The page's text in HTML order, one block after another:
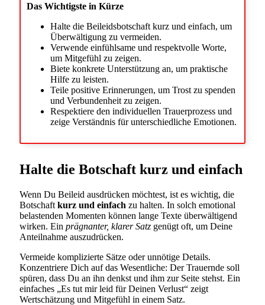
Das Wichtigste in Kürze
Halte die Beileidsbotschaft kurz und einfach, um
Überwältigung zu vermeiden.
Verwende einfühlsame und respektvolle Worte,
um Mitgefühl zu zeigen.
Biete konkrete Unterstützung an, um praktische
Hilfe zu leisten.
Teile positive Erinnerungen, um Trost zu spenden
und Verbundenheit zu zeigen.
Respektiere den individuellen Trauerprozess und
zeige Verständnis für unterschiedliche Emotionen.
Halte die Botschaft kurz und einfach
Wenn Du Beileid ausdrücken möchtest, ist es wichtig, die
Botschaft kurz und einfach zu halten. In solch emotional
belastenden Momenten können lange Texte überwältigend
wirken. Ein prägnanter, klarer Satz genügt oft, um Deine
Anteilnahme auszudrücken.
Vermeide komplizierte Sätze oder unnötige Details.
Konzentriere Dich auf das Wesentliche: Der Trauernde soll
spüren, dass Du an ihn denkst und ihm zur Seite stehst. Ein
einfaches „Es tut mir leid für Deinen Verlust“ zeigt
Wertschätzung und Mitgefühl in einem Satz.